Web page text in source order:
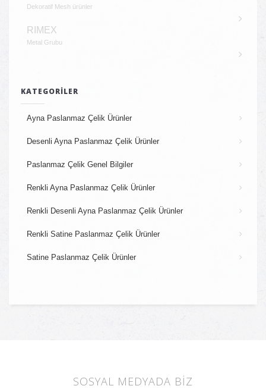
Dekoratif Mesh ürünler
RIMEX
Metal Grubu
KATEGORILER
Ayna Paslanmaz Çelik Ürünler
Desenli Ayna Paslanmaz Çelik Ürünler
Paslanmaz Çelik Genel Bilgiler
Renkli Ayna Paslanmaz Çelik Ürünler
Renkli Desenli Ayna Paslanmaz Çelik Ürünler
Renkli Satine Paslanmaz Çelik Ürünler
Satine Paslanmaz Çelik Ürünler
SOSYAL MEDYADA BİZ